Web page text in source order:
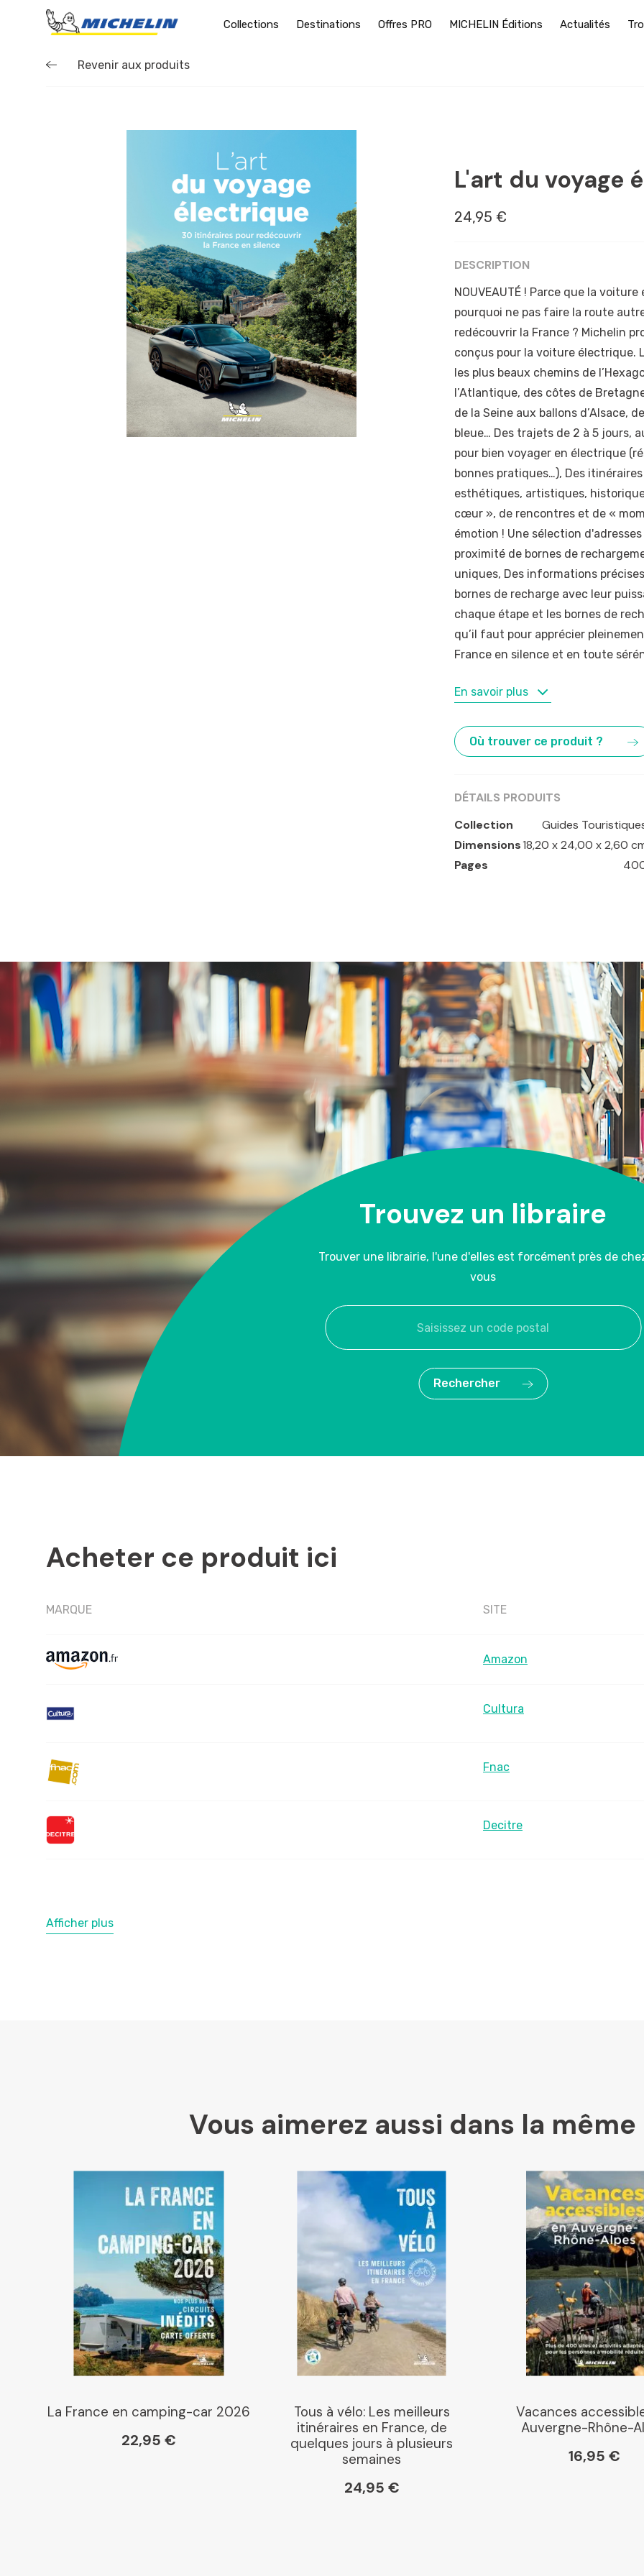
Collections Destinations Offres PRO MICHELIN Éditions Actualités
Revenir aux produits
L'art du voyage
24,95 €
DESCRIPTION
NOUVEAUTÉ ! Parce que la
pourquoi ne pas faire la route
redécouvrir la France ? Michelin
conçus pour la voiture électrique.
les plus beaux chemins de
l’Atlantique, des côtes de
de la Seine aux ballons d’Alsace,
bleue… Des trajets de 2 à 5 jours,
pour bien voyager en électrique
bonnes pratiques…), Des
esthétiques, artistiques,
cœur », de rencontres et de «
émotion ! Une sélection
proximité de bornes de
uniques, Des informations
bornes de recharge avec leur
chaque étape et les bornes de
qu’il faut pour apprécier
France en silence et en toute
MOTS-CLÉS
Train
En savoir plus
Où trouver ce produit ?
DÉTAILS PRODUITS
Collection
Guides
Dimensions18,20 x 24,00 x 2,60
Pages
Trouvez un libraire
Trouver une librairie, l'une d'elles est forcément près de
vous
Rechercher
Acheter ce produit ici
MARQUE SITE
Amazon
Cultura
Fnac
Decitre
Chapitre
Dialogue
Librairie La Procure
Afficher plus
Vous aimerez aussi dans la
La France en camping-car 2026
22,95 €
Tous à vélo: Les meilleurs
itinéraires en France, de
quelques jours à plusieurs
semaines
24,95 €
Vacances
Auvergne-Rhône-
16,95 €